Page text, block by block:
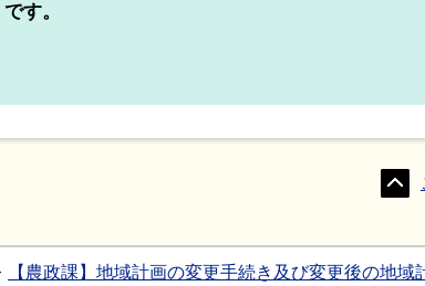
です。
【農政課】地域計画の変更手続き及び変更後の地域